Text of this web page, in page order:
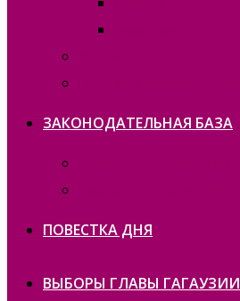
ЗАКОНОДАТЕЛЬНАЯ БАЗА
ПОВЕСТКА ДНЯ
ВЫБОРЫ ГЛАВЫ ГАГАУЗИИ